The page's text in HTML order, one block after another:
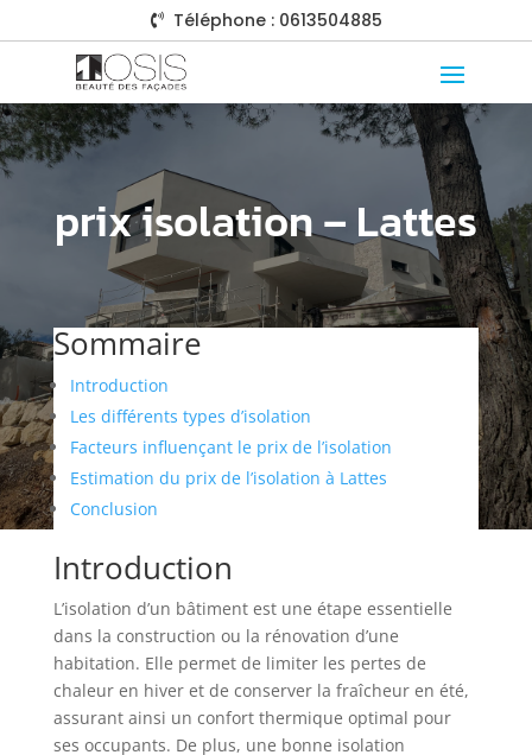
 Téléphone : 0613504885
prix isolation – Lattes
Sommaire
Introduction
Les différents types d’isolation
Facteurs influençant le prix de l’isolation
Estimation du prix de l’isolation à Lattes
Conclusion
Introduction
L’isolation d’un bâtiment est une étape essentielle
dans la construction ou la rénovation d’une
habitation. Elle permet de limiter les pertes de
chaleur en hiver et de conserver la fraîcheur en été,
assurant ainsi un confort thermique optimal pour
ses occupants. De plus, une bonne isolation